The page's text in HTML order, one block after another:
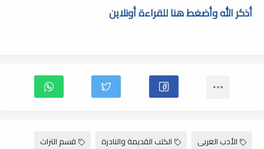
أذكر الله وأضغط هنا للقراءة أونلاين
الأدب العربى الكتب القديمة والنادرة
قسم التراث